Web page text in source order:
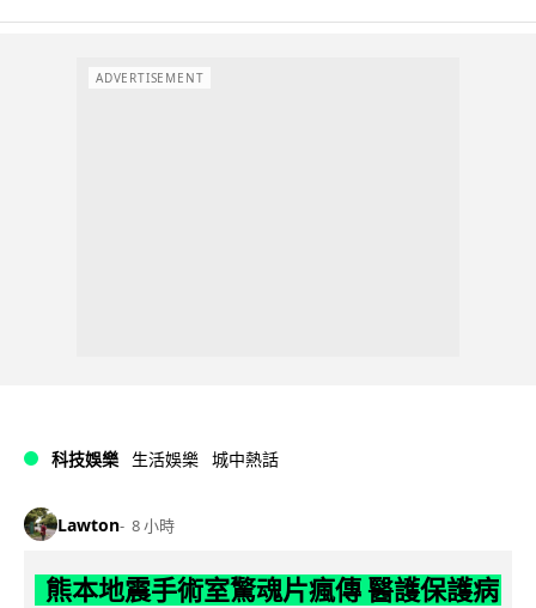
ADVERTISEMENT
科技娛樂 生活娛樂 城中熱話
Lawton 8 小時
熊本地震手術室驚魂片瘋傳 醫護保護病